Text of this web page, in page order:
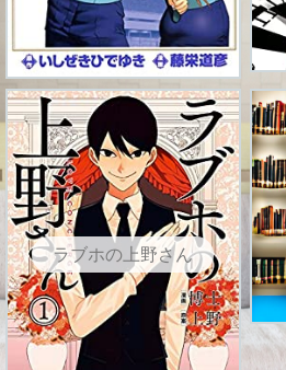
ラブホの上野さん